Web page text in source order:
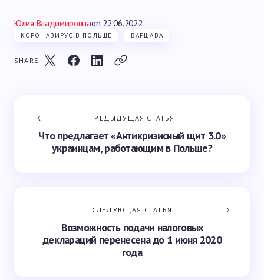
Юлия Владимировнаon 22.06.2022
КОРОНАВИРУС В ПОЛЬШЕ ВАРШАВА
SHARE
ПРЕДЫДУЩАЯ СТАТЬЯ
Что предлагает «Антикризисный щит 3.0»
украинцам, работающим в Польше?
СЛЕДУЮЩАЯ СТАТЬЯ
Возможность подачи налоговых
деклараций перенесена до 1 июня 2020
года